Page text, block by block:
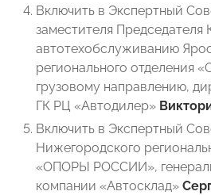
Включить в Экспертный
заместителя Председателя
автотехобслуживанию
регионального
грузовому направлению,
ГК РЦ «Автодилер»
Включить в Экспертный
Нижегородского
«ОПОРЫ РОССИИ»,
компании «Автосклад»